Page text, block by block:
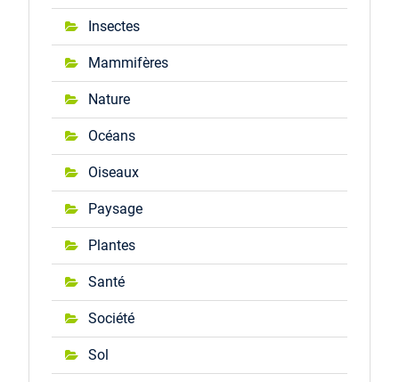
Insectes
Mammifères
Nature
Océans
Oiseaux
Paysage
Plantes
Santé
Société
Sol